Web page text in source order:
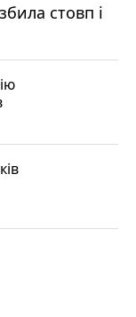
стовп і